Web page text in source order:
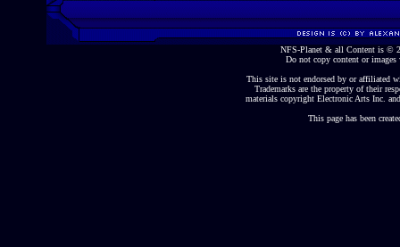
NFS-Planet & all Content is ©
Do not copy content or
This site is not endorsed by or affiliated
Trademarks are the property of their
materials copyright Electronic Arts Inc.
This page has been